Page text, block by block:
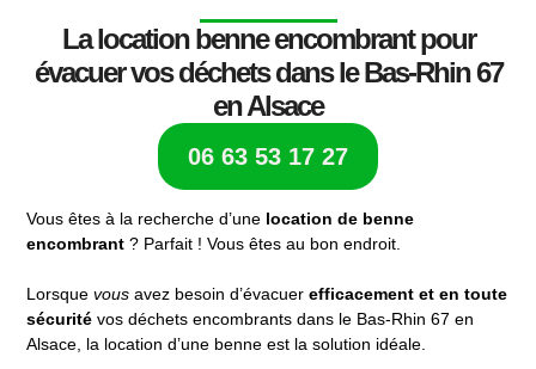
La location benne encombrant pour
évacuer vos déchets dans le Bas-Rhin 67
en Alsace
06 63 53 17 27
Vous êtes à la recherche d’une location de benne
encombrant ? Parfait ! Vous êtes au bon endroit.
Lorsquevous avez besoin d’évacuerefficacement et en toute
sécurité vos déchets encombrants dans le Bas-Rhin 67 en
Alsace, la location d’une benne est la solution idéale.